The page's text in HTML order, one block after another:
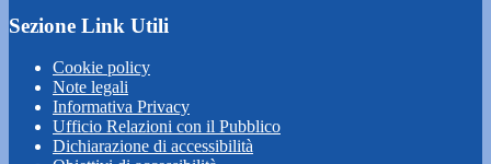
Sezione Link Utili
Cookie policy
Note legali
Informativa Privacy
Ufficio Relazioni con il Pubblico
Dichiarazione di accessibilità